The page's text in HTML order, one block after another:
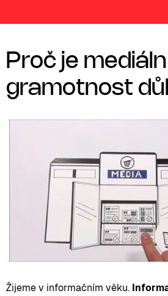
Proč je
gramotnost
Žijeme v informačním věku.